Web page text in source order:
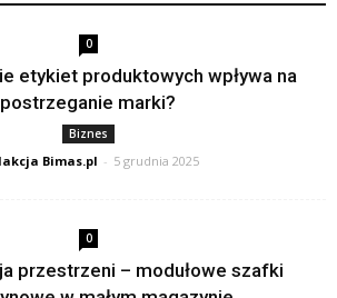
0
etykiet produktowych wpływa na
postrzeganie marki?
Biznes
Bimas.pl - 5 grudnia 2025
0
przestrzeni – modułowe szafki